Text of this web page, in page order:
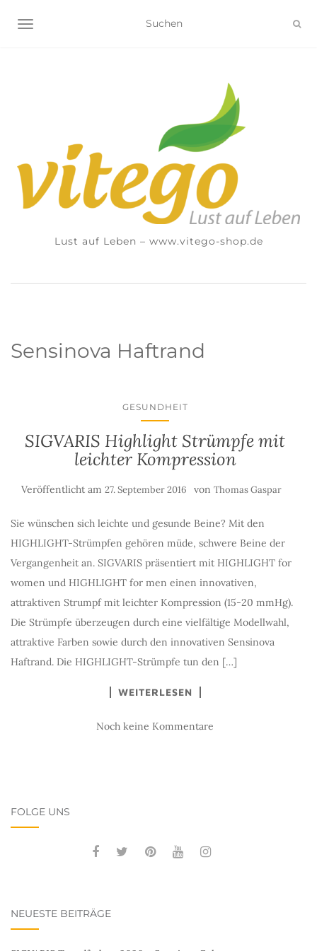
NAVIGATION UMSCHALTEN
Lust auf Leben – www.vitego-shop.de
Sensinova Haftrand
GESUNDHEIT
SIGVARIS Highlight Strümpfe mit
leichter Kompression
Veröffentlicht am 27. September 2016 von Thomas Gaspar
Sie wünschen sich leichte und gesunde Beine? Mit den
HIGHLIGHT-Strümpfen gehören müde, schwere Beine der
Vergangenheit an. SIGVARIS präsentiert mit HIGHLIGHT for
women und HIGHLIGHT for men einen innovativen,
attraktiven Strumpf mit leichter Kompression (15-20 mmHg).
Die Strümpfe überzeugen durch eine vielfältige Modellwahl,
attraktive Farben sowie durch den innovativen Sensinova
Haftrand. Die HIGHLIGHT-Strümpfe tun den […]
WEITERLESEN
Noch keine Kommentare
FOLGE UNS
NEUESTE BEITRÄGE